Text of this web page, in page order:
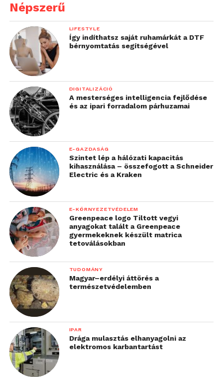
Népszerű
LIFESTYLE
Így indíthatsz saját ruhamárkát a DTF
bérnyomtatás segítségével
DIGITALIZÁCIÓ
A mesterséges intelligencia fejlődése
és az ipari forradalom párhuzamai
E-GAZDASÁG
Szintet lép a hálózati kapacitás
kihasználása – összefogott a Schneider
Electric és a Kraken
E-KÖRNYEZETVÉDELEM
Greenpeace logo Tiltott vegyi
anyagokat talált a Greenpeace
gyermekeknek készült matrica
tetoválásokban
TUDOMÁNY
Magyar–erdélyi áttörés a
természetvédelemben
IPAR
Drága mulasztás elhanyagolni az
elektromos karbantartást